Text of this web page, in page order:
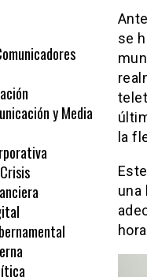
se
la
una
y Media